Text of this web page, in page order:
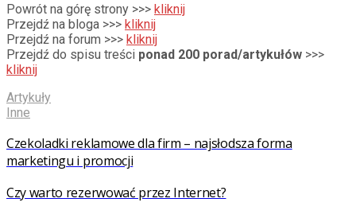
Powrót na górę strony >>> kliknij
Przejdź na bloga >>> kliknij
Przejdź na forum >>> kliknij
Przejdź do spisu treści ponad 200 porad/artykułów >>>
kliknij
Artykuły
Inne
Czekoladki reklamowe dla firm – najsłodsza forma
marketingu i promocji
Czy warto rezerwować przez Internet?